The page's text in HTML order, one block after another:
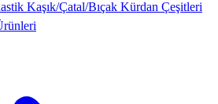
Kaşık/Çatal/Bıçak Kürdan Çeşitleri